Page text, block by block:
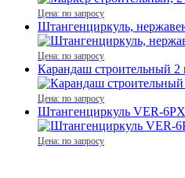
Цена: по запросу
Штангенциркуль,
Цена: по запросу
Карандаш строительный 2
Цена: по запросу
Штангенциркуль VER-6PX
Цена: по запросу